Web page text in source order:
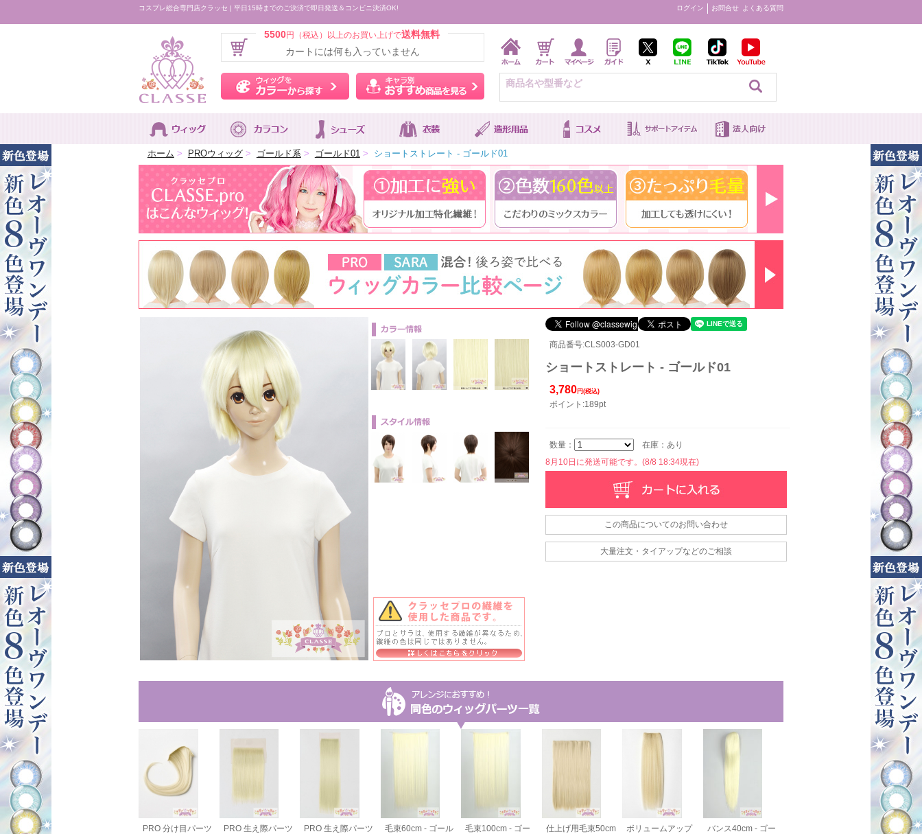
コスプレ総合専門店クラッセ | 平日15時までのご決済で即日発送＆コンビニ決済OK! ログイン お問合せ よくある質問
5500円（税込）以上のお買い上げで送料無料
カートには何も入っていません
ウィッグをカラーから探す キャラ別おすすめ商品を見る
ホーム > PROウィッグ > ゴールド系 > ゴールド01 > ショートストレート - ゴールド01
商品番号:CLS003-GD01
ショートストレート - ゴールド01
3,780 円(税込)
ポイント:189pt
数量：
在庫：あり
8月10日に発送可能です。(8/8 18:34現在)
この商品についてのお問い合わせ
大量注文・タイアップなどのご相談
40cm - ゴー
PRO 分け目パーツ
PRO 生え際パーツ
PRO 生え際パーツ
毛束60cm - ゴール
毛束100cm - ゴー
仕上げ用毛束50cm
ボリュームアップ
バンス40cm - ゴー
PRO 分け目